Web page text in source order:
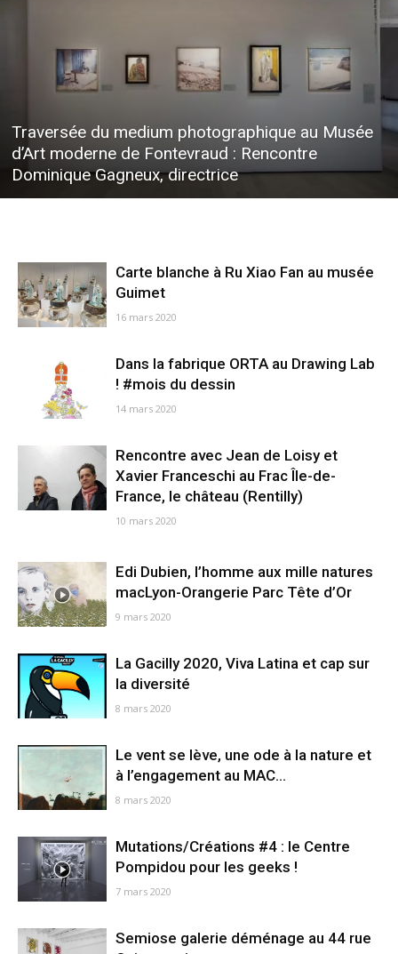
Traversée du medium photographique au Musée
d’Art moderne de Fontevraud : Rencontre
Dominique Gagneux, directrice
Carte blanche à Ru Xiao Fan au musée
Guimet
16 mars 2020
Dans la fabrique ORTA au Drawing Lab
! #mois du dessin
14 mars 2020
Rencontre avec Jean de Loisy et
Xavier Franceschi au Frac Île-de-
France, le château (Rentilly)
10 mars 2020
Edi Dubien, l’homme aux mille natures
macLyon-Orangerie Parc Tête d’Or
9 mars 2020
La Gacilly 2020, Viva Latina et cap sur
la diversité
8 mars 2020
Le vent se lève, une ode à la nature et
à l’engagement au MAC...
8 mars 2020
Mutations/Créations #4 : le Centre
Pompidou pour les geeks !
7 mars 2020
Semiose galerie déménage au 44 rue